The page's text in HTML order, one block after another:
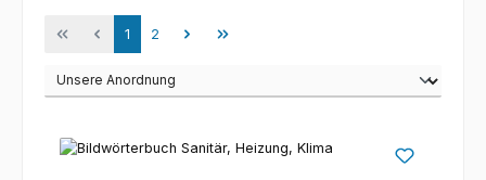
Seite
1 Seite
2